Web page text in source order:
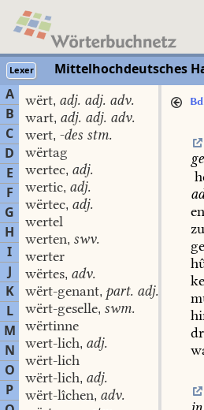
Lexer Mittelhochdeutsches
A
B
C
D
E
F
G
H
I
J
K
L
M
N
O
P
wërt, adj. adj. adv.
wart, adj. adj. adv.
wert, -des stm.
wërtag
wertec, adj.
wertic, adj.
wërtec, adj.
wertel
werten, swv.
werter
wërtes, adv.
wërt-genant, part. adj.
wërt-geselle, swm.
wërtinne
wert-lich, adj.
wërt-lich
wërt-lich, adj.
wërt-lîchen, adv.